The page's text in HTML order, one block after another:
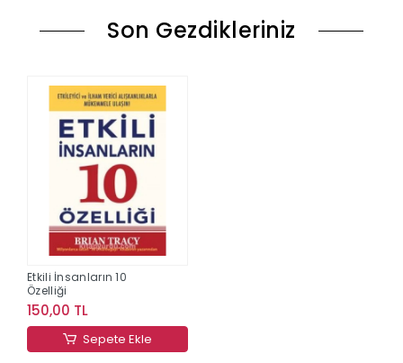
Son Gezdikleriniz
Etkili İnsanların 10
Özelliği
150,00 TL
Sepete Ekle